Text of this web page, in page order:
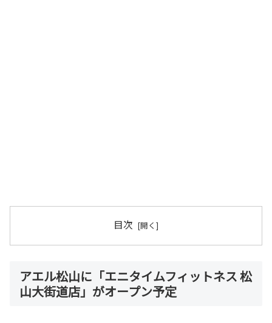
目次
アエル松山に「エニタイムフィットネス 松
山大街道店」がオープン予定